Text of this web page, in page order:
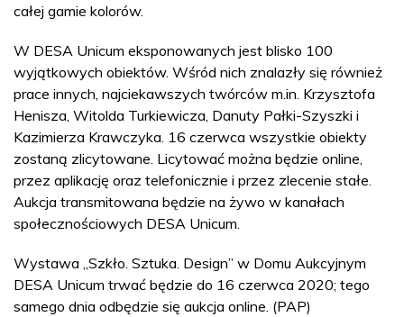
całej gamie kolorów.
W DESA Unicum eksponowanych jest blisko 100
wyjątkowych obiektów. Wśród nich znalazły się również
prace innych, najciekawszych twórców m.in. Krzysztofa
Henisza, Witolda Turkiewicza, Danuty Pałki-Szyszki i
Kazimierza Krawczyka. 16 czerwca wszystkie obiekty
zostaną zlicytowane. Licytować można będzie online,
przez aplikację oraz telefonicznie i przez zlecenie stałe.
Aukcja transmitowana będzie na żywo w kanałach
społecznościowych DESA Unicum.
Wystawa „Szkło. Sztuka. Design” w Domu Aukcyjnym
DESA Unicum trwać będzie do 16 czerwca 2020; tego
samego dnia odbędzie się aukcja online. (PAP)